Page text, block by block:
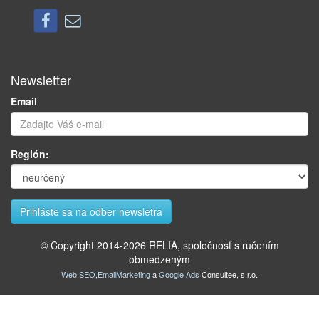
Newsletter
Email
Región:
© Copyright 2014-2026 RELIA, spoločnosť s ručením
obmedzeným
Web,SEO,EmailMarketingaGoogle Ads Consultee, s.r.o.